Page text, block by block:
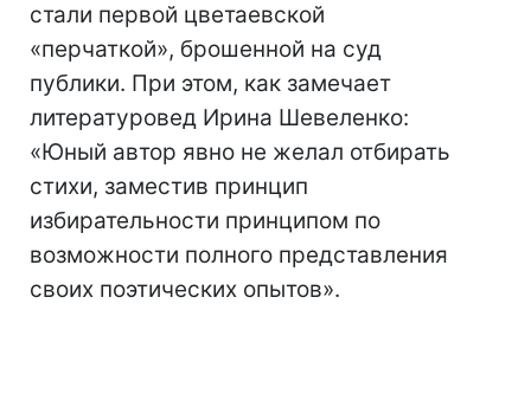
стали первой цветаевской
«перчаткой», брошенной на суд
публики. При этом, как замечает
литературовед Ирина Шевеленко:
«Юный автор явно не желал отбирать
стихи, заместив принцип
избирательности принципом по
возможности полного представления
своих поэтических опытов».